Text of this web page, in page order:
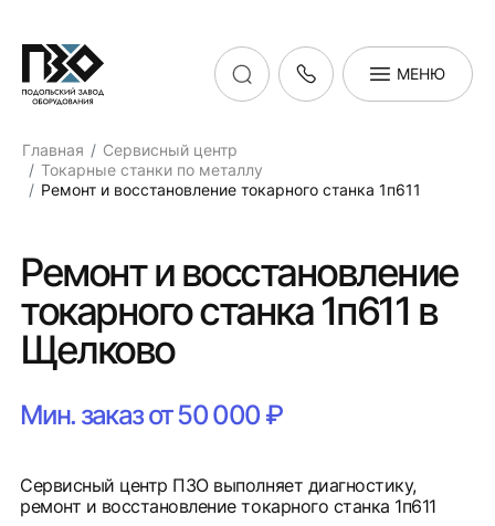
МЕНЮ
Главная
Сервисный центр
Токарные станки по металлу
Ремонт и восстановление токарного станка 1п611
Ремонт и восстановление
токарного станка 1п611 в
Щелково
Мин. заказ от 50 000 ₽
Сервисный центр ПЗО выполняет диагностику,
ремонт и восстановление токарного станка 1п611